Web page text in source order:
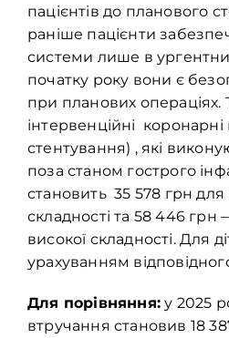
пацієнтів до планового
раніше пацієнти
системи лише в
початку року вони є
при планових операціях.
інтервенційні
стентування) , які
поза станом гострого
становить 35 578 грн для
складності та 58 446 грн
високої складності. Для
урахуванням
Для порівняння: у 2025
втручання становив 18